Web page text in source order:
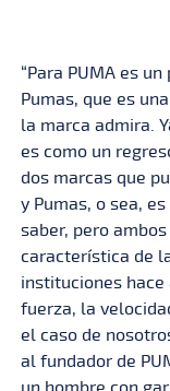
“Para PUMA es
Pumas, que es
la marca admira.
es como un
dos marcas que
y Pumas, o sea,
saber, pero
característica de
instituciones hace
fuerza, la
el caso de
al fundador de